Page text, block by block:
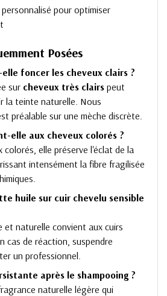
personnalisé pour optimiser
Posées
foncer les cheveux clairs ?
sur cheveux très clairs peut
la teinte naturelle. Nous
préalable sur une mèche discrète.
elle aux cheveux colorés ?
colorés, elle préserve l'éclat de la
intensément la fibre fragilisée
huile sur cuir chevelu sensible
et naturelle convient aux cuirs
cas de réaction, suspendre
un professionnel.
après le shampooing ?
naturelle légère qui